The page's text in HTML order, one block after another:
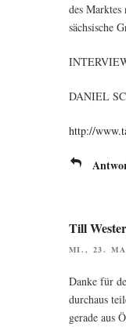
des
säch­si­sche
DANIEL
http://
Till
MI., 23.
Dan­ke für
durch­aus
gera­de aus